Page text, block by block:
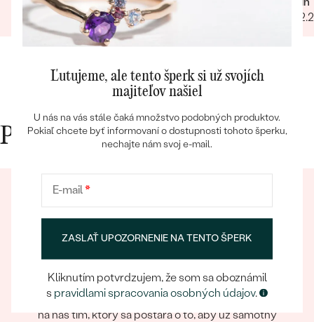
Bestsellery
15.09.2023
Zobraziť celú recenziu
Prečo nakupovať v Eppi
Eppický zážitok
Pri nakupovaní online aj osobne sa môžete spoľahnúť
na náš tím, ktorý sa postará o to, aby už samotný
Ľutujeme, ale tento šperk si už svojích
majiteľov našiel
U nás na vás stále čaká množstvo podobných produktov.
Pokiaľ chcete byť informovaní o dostupnosti tohoto šperku,
nechajte nám svoj e-mail.
E-mail*
ZASLAŤ UPOZORNENIE NA TENTO ŠPERK
Kliknutím potvrdzujem, že som sa oboznámil
s pravidlami spracovania osobných údajov.